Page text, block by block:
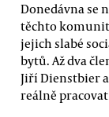
Donedávna se
těchto komunit
jejich slabé
bytů. Až dva
Jiří Dienstbier
reálně